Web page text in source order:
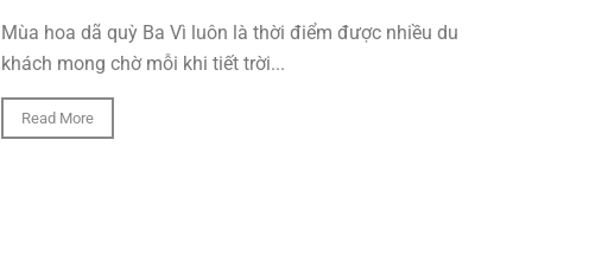
Mùa hoa dã quỳ Ba Vì luôn là thời điểm được nhiều du
khách mong chờ mỗi khi tiết trời...
Read More